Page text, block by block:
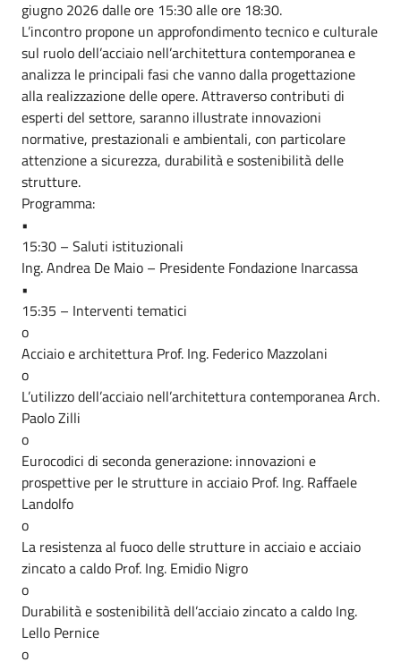
giugno 2026 dalle ore 15:30 alle ore 18:30.
L’incontro propone un approfondimento tecnico e culturale
sul ruolo dell’acciaio nell’architettura contemporanea e
analizza le principali fasi che vanno dalla progettazione
alla realizzazione delle opere. Attraverso contributi di
esperti del settore, saranno illustrate innovazioni
normative, prestazionali e ambientali, con particolare
attenzione a sicurezza, durabilità e sostenibilità delle
strutture.
Programma:
•
15:30 – Saluti istituzionali
Ing. Andrea De Maio – Presidente Fondazione Inarcassa
•
15:35 – Interventi tematici
o
Acciaio e architettura Prof. Ing. Federico Mazzolani
o
L’utilizzo dell’acciaio nell’architettura contemporanea Arch.
Paolo Zilli
o
Eurocodici di seconda generazione: innovazioni e
prospettive per le strutture in acciaio Prof. Ing. Raffaele
Landolfo
o
La resistenza al fuoco delle strutture in acciaio e acciaio
zincato a caldo Prof. Ing. Emidio Nigro
o
Durabilità e sostenibilità dell’acciaio zincato a caldo Ing.
Lello Pernice
o